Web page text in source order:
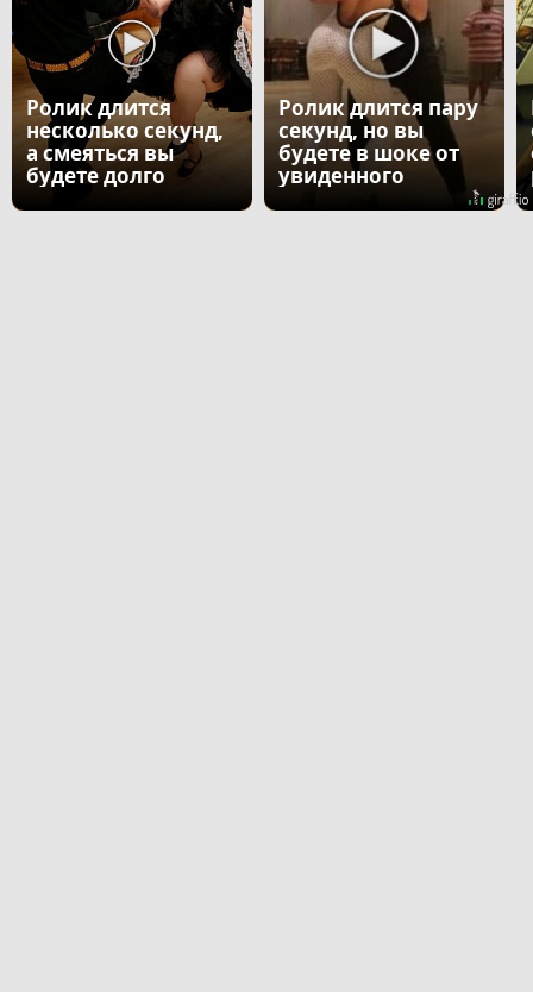
Ролик длится
несколько секунд,
а смеяться вы
будете долго
Ролик длится пару
секунд, но вы
будете в шоке от
увиденного